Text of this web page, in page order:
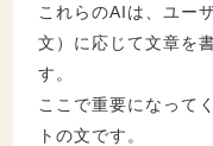
これらのAIは、ユー
文）に応じて文章を
す。
ここで重要になって
トの文です。